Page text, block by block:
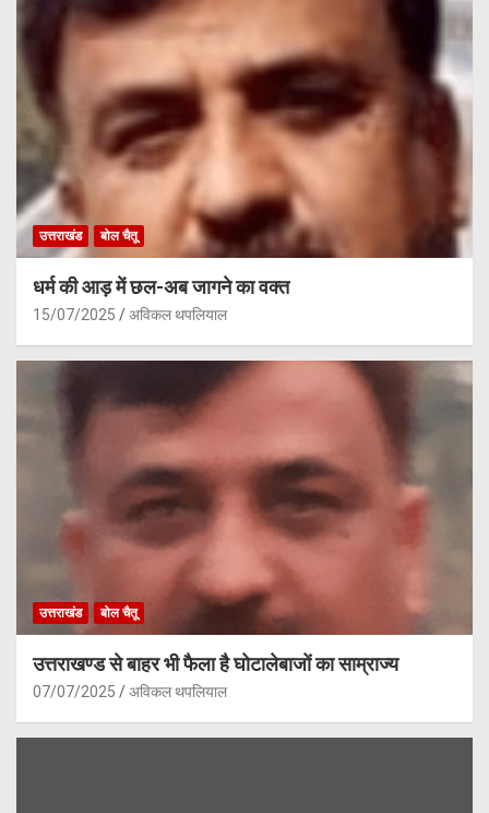
उत्तराखंड बोल चैतू
धर्म की आड़ में छल-अब जागने का वक्त
15/07/2025 अविकल थपलियाल
उत्तराखंड बोल चैतू
उत्तराखण्ड से बाहर भी फैला है घोटालेबाजों का साम्राज्य
07/07/2025 अविकल थपलियाल